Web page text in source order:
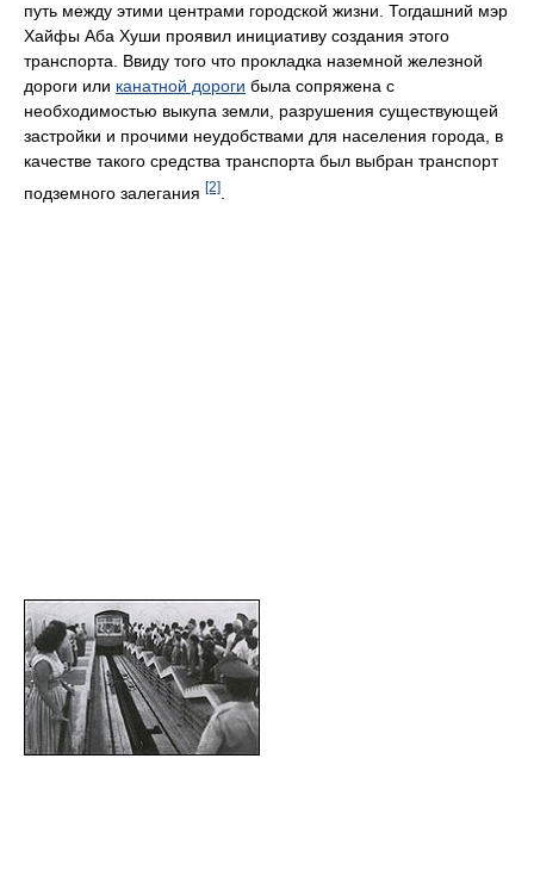
путь между этими центрами городской жизни. Тогдашний мэр
Хайфы Аба Хуши проявил инициативу создания этого
транспорта. Ввиду того что прокладка наземной железной
дороги или канатной дороги была сопряжена с
необходимостью выкупа земли, разрушения существующей
застройки и прочими неудобствами для населения города, в
качестве такого средства транспорта был выбран транспорт
подземного залегания [2]